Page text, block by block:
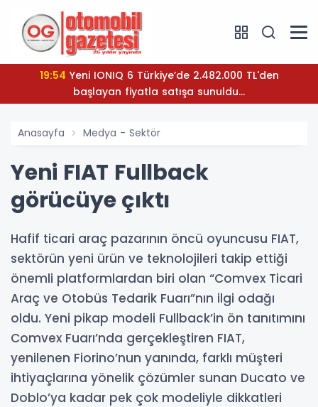
19:54
başlayan fiyatla satışa sunuldu...
Anasayfa Medya - Sektör
Yeni FIAT Fullback
görücüye çıktı
Hafif ticari araç pazarının öncü oyuncusu FIAT,
sektörün yeni ürün ve teknolojileri takip ettiği
önemli platformlardan biri olan “Comvex Ticari
Araç ve Otobüs Tedarik Fuarı”nın ilgi odağı
oldu. Yeni pikap modeli Fullback’in ön tanıtımını
Comvex Fuarı’nda gerçekleştiren FIAT,
yenilenen Fiorino’nun yanında, farklı müşteri
ihtiyaçlarına yönelik çözümler sunan Ducato ve
Doblo’ya kadar pek çok modeliyle dikkatleri